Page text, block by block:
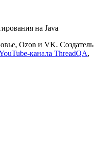
на Java
Ozon и VK. Создатель
канала ThreadQA,